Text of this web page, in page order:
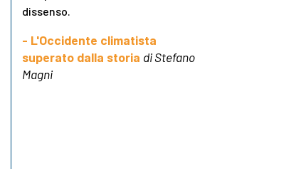
dissenso.
- L'Occidente climatista
superato dalla storia di Stefano
Magni